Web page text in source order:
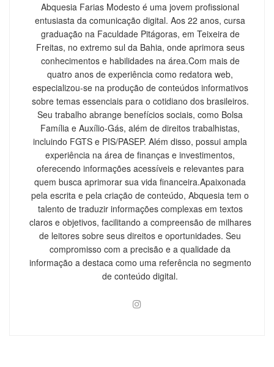
Abquesia Farias Modesto é uma jovem profissional
entusiasta da comunicação digital. Aos 22 anos, cursa
graduação na Faculdade Pitágoras, em Teixeira de
Freitas, no extremo sul da Bahia, onde aprimora seus
conhecimentos e habilidades na área.Com mais de
quatro anos de experiência como redatora web,
especializou-se na produção de conteúdos informativos
sobre temas essenciais para o cotidiano dos brasileiros.
Seu trabalho abrange benefícios sociais, como Bolsa
Família e Auxílio-Gás, além de direitos trabalhistas,
incluindo FGTS e PIS/PASEP. Além disso, possui ampla
experiência na área de finanças e investimentos,
oferecendo informações acessíveis e relevantes para
quem busca aprimorar sua vida financeira.Apaixonada
pela escrita e pela criação de conteúdo, Abquesia tem o
talento de traduzir informações complexas em textos
claros e objetivos, facilitando a compreensão de milhares
de leitores sobre seus direitos e oportunidades. Seu
compromisso com a precisão e a qualidade da
informação a destaca como uma referência no segmento
de conteúdo digital.